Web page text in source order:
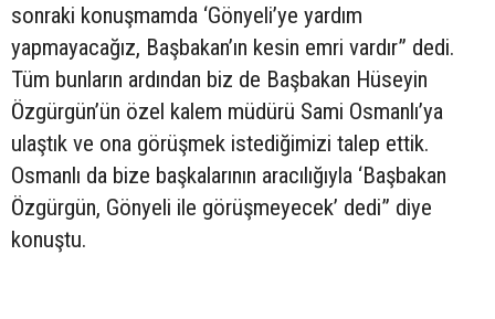
sonraki konuşmamda ‘Gönyeli’ye yardım
yapmayacağız, Başbakan’ın kesin emri vardır” dedi.
Tüm bunların ardından biz de Başbakan Hüseyin
Özgürgün’ün özel kalem müdürü Sami Osmanlı’ya
ulaştık ve ona görüşmek istediğimizi talep ettik.
Osmanlı da bize başkalarının aracılığıyla ‘Başbakan
Özgürgün, Gönyeli ile görüşmeyecek’ dedi” diye
konuştu.